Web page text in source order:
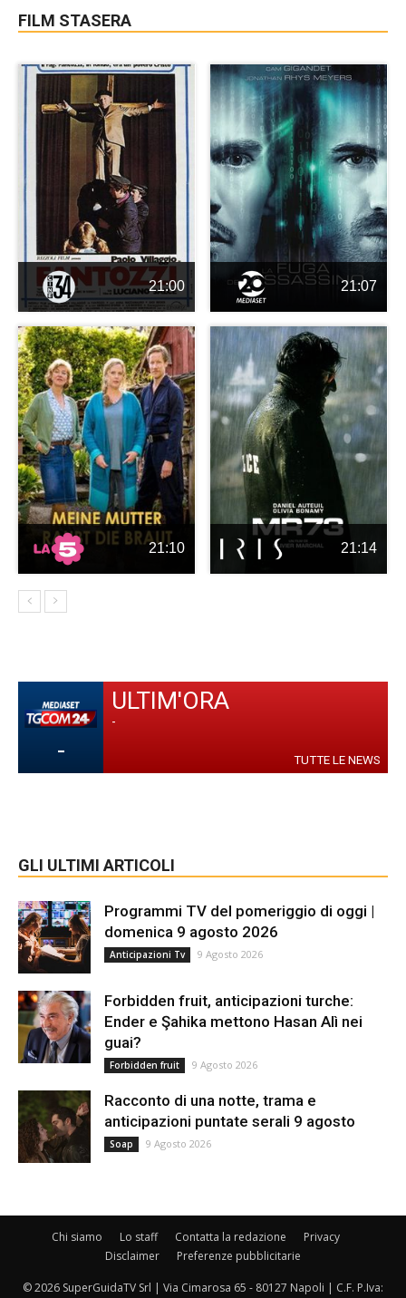
FILM STASERA
21:00 21:07
21:10 21:14
-
ULTIM'ORA
-
TUTTE LE NEWS
GLI ULTIMI ARTICOLI
Programmi TV del pomeriggio di oggi |
domenica 9 agosto 2026
Anticipazioni Tv 9 Agosto 2026
Forbidden fruit, anticipazioni turche:
Ender e Şahika mettono Hasan Alì nei
guai?
Forbidden fruit 9 Agosto 2026
Racconto di una notte, trama e
anticipazioni puntate serali 9 agosto
Soap 9 Agosto 2026
Chi siamo Lo staff Contatta la redazione
Privacy
Disclaimer
Preferenze pubblicitarie
© 2026 SuperGuidaTV Srl | Via Cimarosa 65 - 80127 Napoli | C.F. P.Iva: